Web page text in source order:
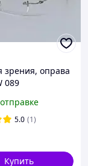
зрения, оправа
089
5.0 (1)
Купить